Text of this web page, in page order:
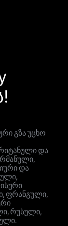
გზა უცხო
და
და
ფრანგული,
რუსული,